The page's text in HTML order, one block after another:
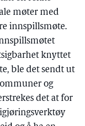
møter med
innspillsmøte.
knyttet
ble det sendt ut
og
det at for